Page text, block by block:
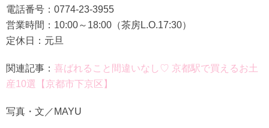
電話番号：0774-23-3955
営業時間：10:00～18:00（茶房L.O.17:30）
定休日：元旦
関連記事： 喜ばれること間違いなし♡ 京都駅で買えるお土
産10選【京都市下京区】
写真・文／MAYU